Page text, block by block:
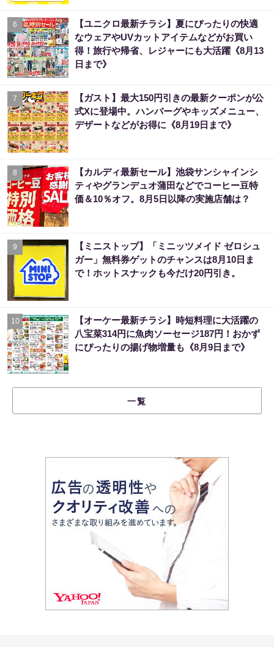
6
【ユニクロ最新チラシ】夏にぴったりの快適
なウェアやUVカットアイテムなどがお買い
得！旅行や帰省、レジャーにも大活躍《8月13
日まで》
7
【ガスト】最大150円引きの最新クーポンが公
式Xに登場中。ハンバーグやキッズメニュー、
デザートなどがお得に《8月19日まで》
8
【カルディ最新セール】池袋サンシャインシ
ティやグランデュオ蒲田などでコーヒー豆特
価＆10％オフ。8月5日以降の実施店舗は？
9
【ミニストップ】「ミニッツメイド ゼロシュ
ガー」無料券ゲットのチャンスは8月10日ま
で！ホットスナックも今だけ20円引き。
10
【オーケー最新チラシ】時短料理に大活躍の
八宝菜314円に魚肉ソーセージ187円！おかず
にぴったりの揚げ物増量も《8月9日まで》
一覧